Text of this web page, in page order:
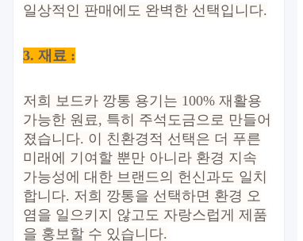
일상적인 판매에도 완벽한 선택입니다.
3. 재료 :
저희 보드카 깡통 용기는 100% 재활용
가능한 원료, 특히 주석도금으로 만들어
졌습니다. 이 친환경적 선택은 더 푸른
미래에 기여할 뿐만 아니라 환경 지속
가능성에 대한 브랜드의 헌신과도 일치
합니다. 저희 깡통을 선택하면 환경 오
염을 일으키지 않고도 자랑스럽게 제품
을 홍보할 수 있습니다.